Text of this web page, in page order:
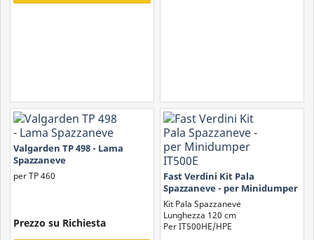
Valgarden TP 498 - Lama
Spazzaneve
per TP 460
Prezzo su Richiesta
Fast Verdini Kit Pala
Spazzaneve - per Minidumper
IT500HE/IT500HPE
Kit Pala Spazzaneve
Lunghezza 120 cm
Per IT500HE/HPE